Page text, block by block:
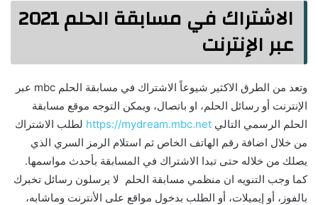
الاشتراك في مسابقة الحلم 2021
عبر الإنترنت
وتعد من الطرق الاكثير شيوعاً الاشتراك في مسابقة الحلم mbc عبر
الإنترنت أو رسائل الحلم، او باتصال، ويمكن التوجه موقع مسابقة
الحلم الرسمي التالي https://mydream.mbc.net لطلب الاشتراك
من خلال اضافة رقم الهاتف الخاص ثم استلام الرمز السري الذي
يصلك من خلاله حتى تبدا الاشتراك في المسابقة بأحدث مواسمها.
كما وجب التنويه ان منظمي مسابقة الحلم لا يرسلون رسائل تخبرك
بالفوز، أو إيميلات، أو الطلب بدخول مواقع على الأنترنت وماشابه،